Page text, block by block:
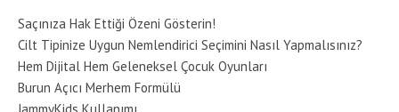
Saçınıza Hak Ettiği Özeni Gösterin!
Cilt Tipinize Uygun Nemlendirici Seçimini Nasıl Yapmalısınız?
Hem Dijital Hem Geleneksel Çocuk Oyunları
Burun Açıcı Merhem Formülü